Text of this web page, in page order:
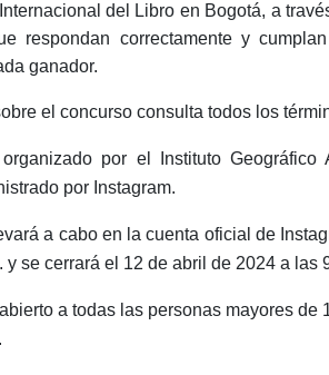
del Libro en Bogotá, a
respondan correctamente y
ganador.
el concurso consulta todos los
por el Instituto
por Instagram.
a cabo en la cuenta oficial de
y se cerrará el 12 de abril de 2024 a las
a todas las personas mayores